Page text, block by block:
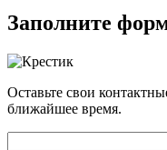
Заполните
Оставьте свои
ближайшее время.